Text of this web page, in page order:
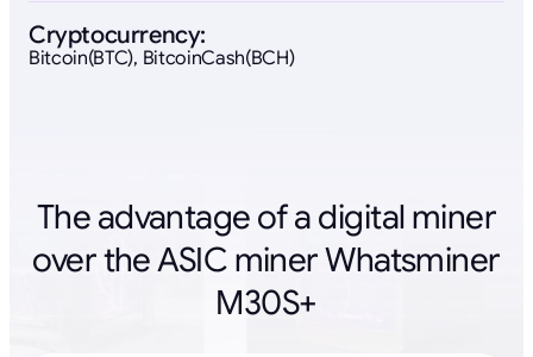
Cryptocurrency:
Bitcoin(BTC), BitcoinCash(BCH)
The advantage of a digital miner
over the ASIC miner Whatsminer
M30S+